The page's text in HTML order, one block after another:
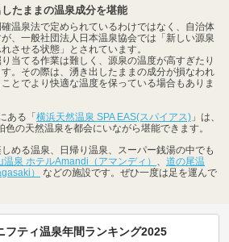
たままの温泉成分を堪能
確温泉法で定められているわけではなく、自治体
、一般社団法人日本温泉協会では「新しい源泉
させる状態」とされています。
当てる作業は難しく、源泉の温度が高すぎたり
。その際は、湧き出したままの成分が損なわれ
とでより快適な温度を保っている場合もありま
ある「 横浜天然温泉 SPA EAS(スパイアス) 」は、
の天然温泉を都会にいながら堪能できます。
める温泉、日帰り温泉、スーパー銭湯の中でも
温泉 ホテルAmandi（アマンディ） 、 道の尾温
）
などの施設です。ぜひ一度は足を運んで
フティ温泉年間ランキング2025